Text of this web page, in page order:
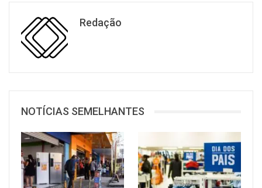
Redação
NOTÍCIAS SEMELHANTES